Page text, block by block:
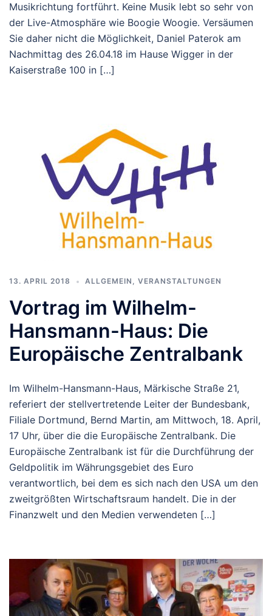
Musikrichtung fortführt. Keine Musik lebt so sehr von
der Live-Atmosphäre wie Boogie Woogie. Versäumen
Sie daher nicht die Möglichkeit, Daniel Paterok am
Nachmittag des 26.04.18 im Hause Wigger in der
Kaiserstraße 100 in […]
13. APRIL 2018 ALLGEMEIN , VERANSTALTUNGEN
Vortrag im Wilhelm-
Hansmann-Haus: Die
Europäische Zentralbank
Im Wilhelm-Hansmann-Haus, Märkische Straße 21,
referiert der stellvertretende Leiter der Bundesbank,
Filiale Dortmund, Bernd Martin, am Mittwoch, 18. April,
17 Uhr, über die die Europäische Zentralbank. Die
Europäische Zentralbank ist für die Durchführung der
Geldpolitik im Währungsgebiet des Euro
verantwortlich, bei dem es sich nach den USA um den
zweitgrößten Wirtschaftsraum handelt. Die in der
Finanzwelt und den Medien verwendeten […]